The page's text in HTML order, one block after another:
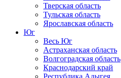
Тверская область
Тульская область
Ярославская область
Юг
Весь Юг
Астраханская область
Волгоградская область
Краснодарский край
Республика Адыгея